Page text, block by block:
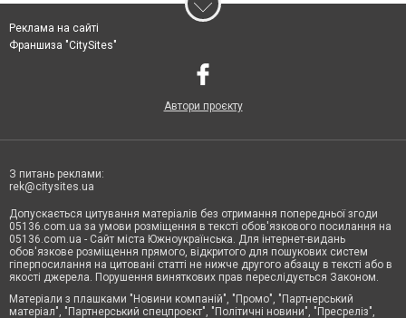
Реклама на сайті
Франшиза "CitySites"
Автори проєкту
З питань реклами:
rek@citysites.ua
Допускається цитування матеріалів без отримання попередньої згоди
05136.com.ua за умови розміщення в тексті обов'язкового посилання на
05136.com.ua - Сайт міста Южноукраїнська. Для інтернет-видань
обов'язкове розміщення прямого, відкритого для пошукових систем
гіперпосилання на цитовані статті не нижче другого абзацу в тексті або в
якості джерела. Порушення виняткових прав переслідується Законом.
Матеріали з плашками "Новини компаній", "Промо", "Партнерський
матеріал", "Партнерський спецпроєкт", "Політичні новини", "Пресреліз",